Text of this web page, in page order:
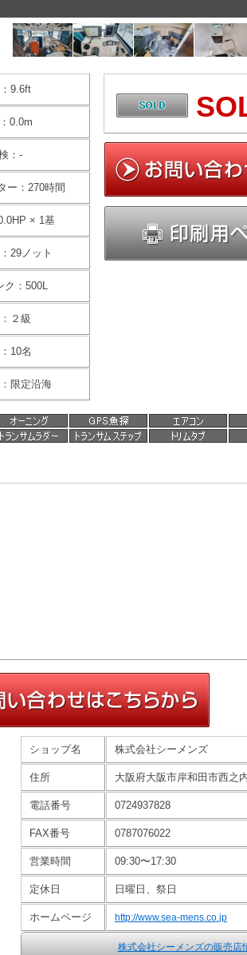
9.6ft
0.0m
：-
ー：270時間
× 1基
29ノット
ク：500L
２級
10名
限定沿海
ショップ名 株式会社シーメンズ
住所 大阪府大阪市岸和田市西之
電話番号 0724937828
FAX番号 0787076022
営業時間 09:30〜17:30
定休日 日曜日、祭日
ホームページ http://www.sea-mens.co.jp
株式会社シーメンズの販売店